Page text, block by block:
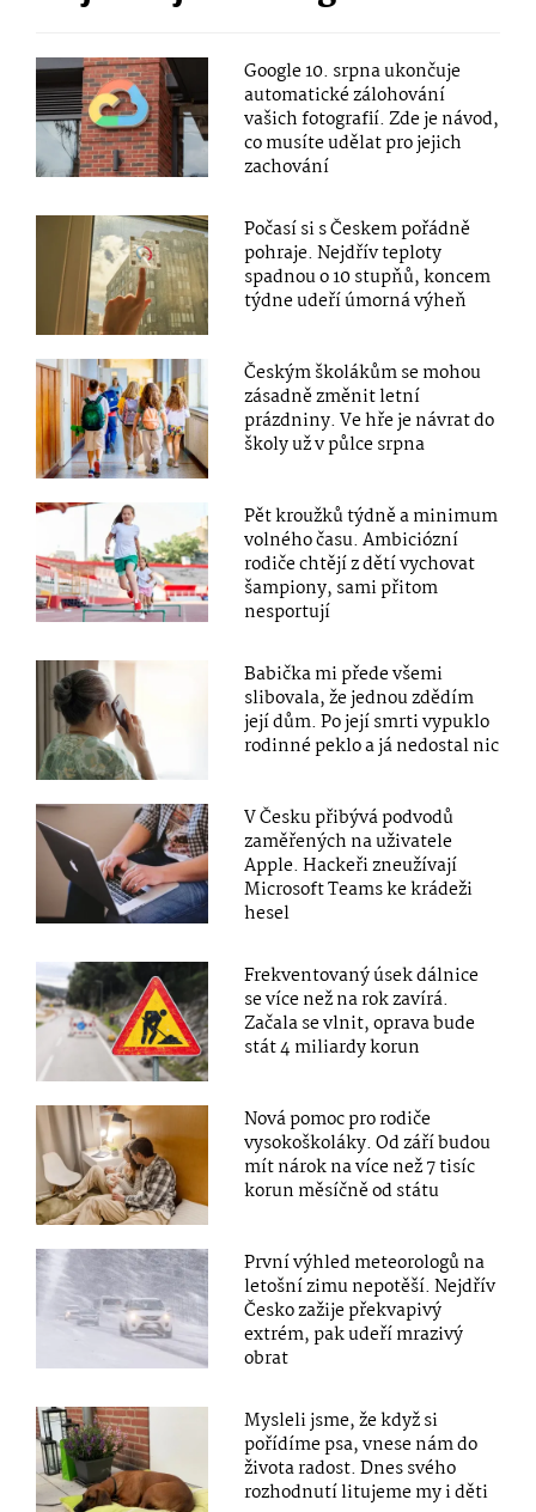
Google 10. srpna ukončuje
automatické zálohování
vašich fotografií. Zde je návod,
co musíte udělat pro jejich
zachování
Počasí si s Českem pořádně
pohraje. Nejdřív teploty
spadnou o 10 stupňů, koncem
týdne udeří úmorná výheň
Českým školákům se mohou
zásadně změnit letní
prázdniny. Ve hře je návrat do
školy už v půlce srpna
Pět kroužků týdně a minimum
volného času. Ambiciózní
rodiče chtějí z dětí vychovat
šampiony, sami přitom
nesportují
Babička mi přede všemi
slibovala, že jednou zdědím
její dům. Po její smrti vypuklo
rodinné peklo a já nedostal nic
V Česku přibývá podvodů
zaměřených na uživatele
Apple. Hackeři zneužívají
Microsoft Teams ke krádeži
hesel
Frekventovaný úsek dálnice
se více než na rok zavírá.
Začala se vlnit, oprava bude
stát 4 miliardy korun
Nová pomoc pro rodiče
vysokoškoláky. Od září budou
mít nárok na více než 7 tisíc
korun měsíčně od státu
První výhled meteorologů na
letošní zimu nepotěší. Nejdřív
Česko zažije překvapivý
extrém, pak udeří mrazivý
obrat
Mysleli jsme, že když si
pořídíme psa, vnese nám do
života radost. Dnes svého
rozhodnutí litujeme my i děti